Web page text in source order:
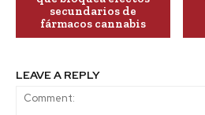
secundarios de
fármacos cannabis
LEAVE A REPLY